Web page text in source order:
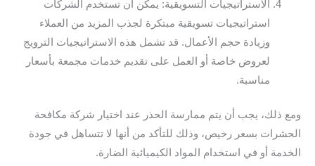
الاستراتيجيات التسويقية: يمكن أن تستخدم الشركات
استراتيجيات تسويقية مبتكرة لجذب المزيد من العملاء
وزيادة حجم الأعمال. قد تشمل هذه الاستراتيجيات الترويج
لعروض خاصة أو العمل على تقديم خدمات مجمعة بأسعار
مناسبة.
ومع ذلك، يجب أن يتم ممارسة الحذر عند اختيار شركة مكافحة
الحشرات بسعر رخيص، وذلك للتأكد من أنها لا تتساهل في جودة
الخدمة أو في استخدام المواد الكيميائية الضارة.